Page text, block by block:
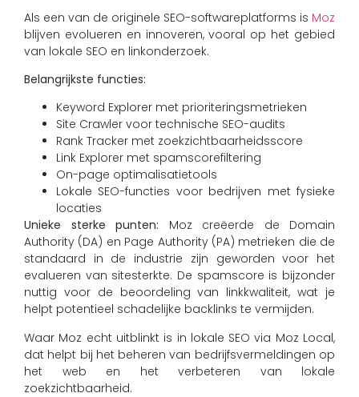
Als een van de originele SEO-softwareplatforms is Moz
blijven evolueren en innoveren, vooral op het gebied
van lokale SEO en linkonderzoek.
Belangrijkste functies:
Keyword Explorer met prioriteringsmetrieken
Site Crawler voor technische SEO-audits
Rank Tracker met zoekzichtbaarheidsscore
Link Explorer met spamscorefiltering
On-page optimalisatietools
Lokale SEO-functies voor bedrijven met fysieke
locaties
Unieke sterke punten: Moz creëerde de Domain
Authority (DA) en Page Authority (PA) metrieken die de
standaard in de industrie zijn geworden voor het
evalueren van sitesterkte. De spamscore is bijzonder
nuttig voor de beoordeling van linkkwaliteit, wat je
helpt potentieel schadelijke backlinks te vermijden.
Waar Moz echt uitblinkt is in lokale SEO via Moz Local,
dat helpt bij het beheren van bedrijfsvermeldingen op
het web en het verbeteren van lokale
zoekzichtbaarheid.